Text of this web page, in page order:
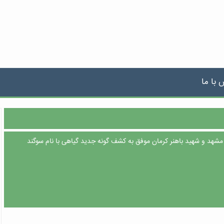
با ما
و شهید باهنر کرمان موفق به کشف گونه جدید گیاهی با نام سوگند